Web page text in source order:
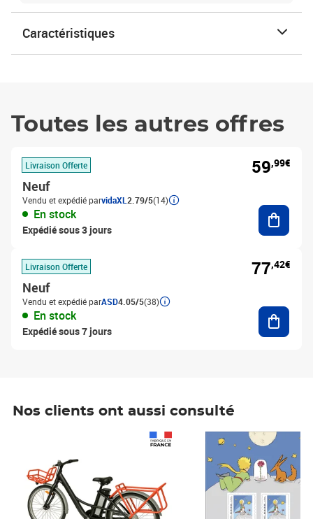
Caractéristiques
Toutes les autres offres
Livraison Offerte
Neuf
Vendu et expédié parvidaXL 2.79/5(14)
En stock
Expédié sous 3 jours
59,99€
Livraison Offerte
Neuf
Vendu et expédié parASD4.05/5(38)
En stock
Expédié sous 7 jours
77,42€
Nos clients ont aussi consulté
Prix 7,50€